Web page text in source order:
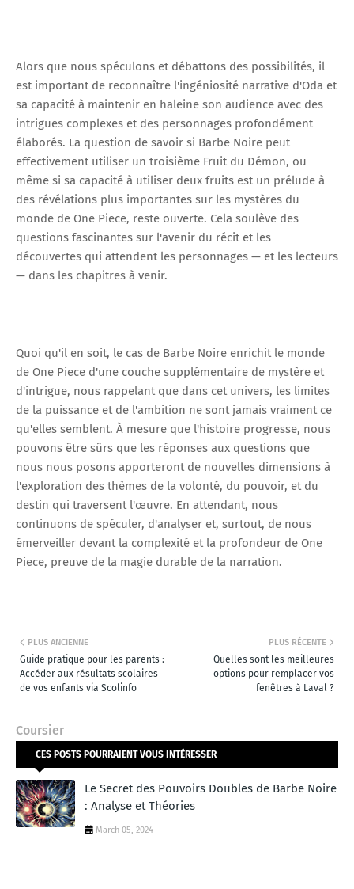
Alors que nous spéculons et débattons des possibilités, il
est important de reconnaître l'ingéniosité narrative d'Oda et
sa capacité à maintenir en haleine son audience avec des
intrigues complexes et des personnages profondément
élaborés. La question de savoir si Barbe Noire peut
effectivement utiliser un troisième Fruit du Démon, ou
même si sa capacité à utiliser deux fruits est un prélude à
des révélations plus importantes sur les mystères du
monde de One Piece, reste ouverte. Cela soulève des
questions fascinantes sur l'avenir du récit et les
découvertes qui attendent les personnages — et les lecteurs
— dans les chapitres à venir.
Quoi qu'il en soit, le cas de Barbe Noire enrichit le monde
de One Piece d'une couche supplémentaire de mystère et
d'intrigue, nous rappelant que dans cet univers, les limites
de la puissance et de l'ambition ne sont jamais vraiment ce
qu'elles semblent. À mesure que l'histoire progresse, nous
pouvons être sûrs que les réponses aux questions que
nous nous posons apporteront de nouvelles dimensions à
l'exploration des thèmes de la volonté, du pouvoir, et du
destin qui traversent l'œuvre. En attendant, nous
continuons de spéculer, d'analyser et, surtout, de nous
émerveiller devant la complexité et la profondeur de One
Piece, preuve de la magie durable de la narration.
PLUS RÉCENTE
Quelles sont les meilleures
options pour remplacer vos
fenêtres à Laval ?
PLUS ANCIENNE
Guide pratique pour les parents :
Accéder aux résultats scolaires
de vos enfants via Scolinfo
Coursier
CES POSTS POURRAIENT VOUS INTÉRESSER
Le Secret des Pouvoirs Doubles de Barbe Noire
: Analyse et Théories
March 05, 2024